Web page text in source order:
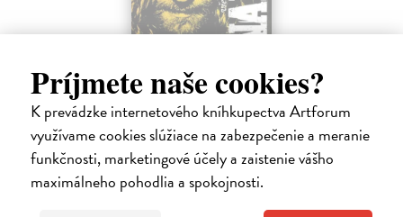
Príjmete naše cookies?
K prevádzke internetového kníhkupectva Artforum
využívame cookies slúžiace na zabezpečenie a meranie
funkčnosti, marketingové účely a zaistenie vášho
maximálneho pohodlia a spokojnosti.
Všetci sme anarchisti
Bango Denis, Garaj Patrik| Kniha
Mesiáš z backstageu, anarcho-kresťan, trubadúr lásky aj drzá držka.
Vlajkonosič utópie, otec scény, Nietzscheho pravnuk, sezónny
okultista, stalker Beatles, polovičný Róm, samozvaný Cigán, filozof
zo zadných…